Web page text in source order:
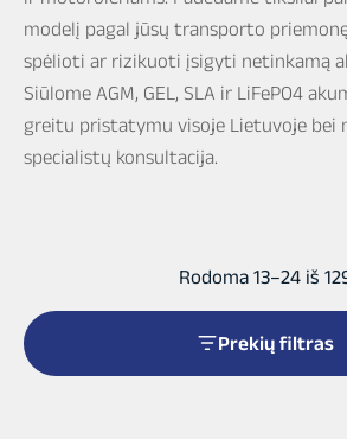
modelį pagal jūsų transporto
spėlioti ar rizikuoti įsigyti netinkamą
Siūlome AGM, GEL, SLA ir LiFePO4
greitu pristatymu visoje Lietuvoje bei
specialistų konsultacija.
Rodoma 13–24 iš
Prekių filtras